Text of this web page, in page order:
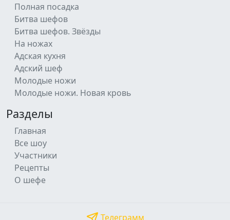
Полная посадка
Битва шефов
Битва шефов. Звёзды
На ножах
Адская кухня
Адский шеф
Молодые ножи
Молодые ножи. Новая кровь
Разделы
Главная
Все шоу
Участники
Рецепты
О шефе
Телеграмм